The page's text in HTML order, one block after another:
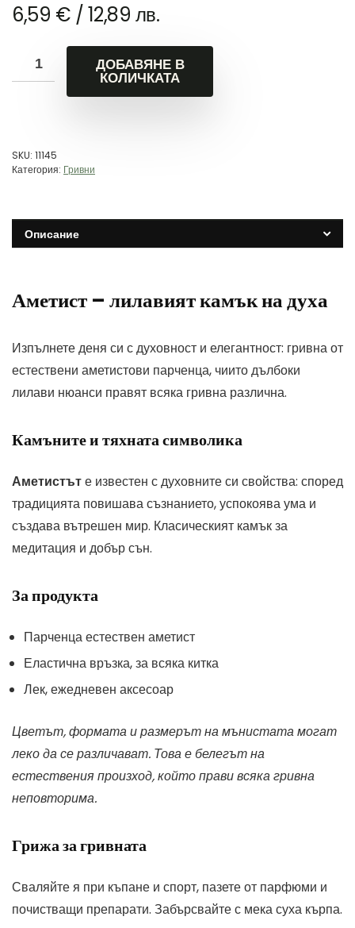
6,59 € / 12,89 лв.
ДОБАВЯНЕ В
КОЛИЧКАТА
SKU: 11145
Категория: Гривни
Описание
Аметист – лилавият камък на духа
Изпълнете деня си с духовност и елегантност: гривна от
естествени аметистови парченца, чиито дълбоки
лилави нюанси правят всяка гривна различна.
Камъните и тяхната символика
Аметистъте известен с духовните си свойства: според
традицията повишава съзнанието, успокоява ума и
създава вътрешен мир. Класическият камък за
медитация и добър сън.
За продукта
Парченца естествен аметист
Еластична връзка, за всяка китка
Лек, ежедневен аксесоар
Цветът, формата и размерът на мънистата могат
леко да се различават. Това е белегът на
естествения произход, който прави всяка гривна
неповторима.
Грижа за гривната
Сваляйте я при къпане и спорт, пазете от парфюми и
почистващи препарати. Забърсвайте с мека суха кърпа.